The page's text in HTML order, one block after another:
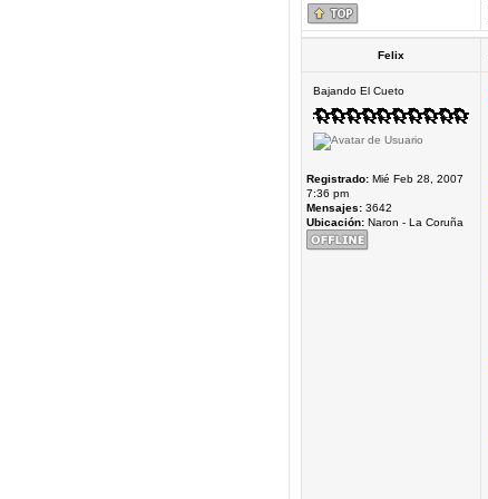
Felix
Bajando El Cueto
Registrado:Mié Feb 28, 2007
7:36 pm
Mensajes:3642
Ubicación:Naron - La Coruña